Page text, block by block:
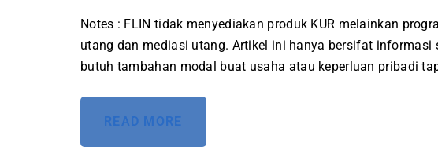
Notes : FLIN tidak menyediakan produk KUR melainkan
utang dan mediasi utang. Artikel ini hanya bersifat informasi
butuh tambahan modal buat usaha atau keperluan pribadi
READ MORE